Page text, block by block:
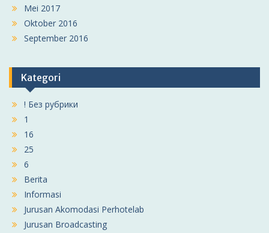
Mei 2017
Oktober 2016
September 2016
Kategori
! Без рубрики
1
16
25
6
Berita
Informasi
Jurusan Akomodasi Perhotelab
Jurusan Broadcasting